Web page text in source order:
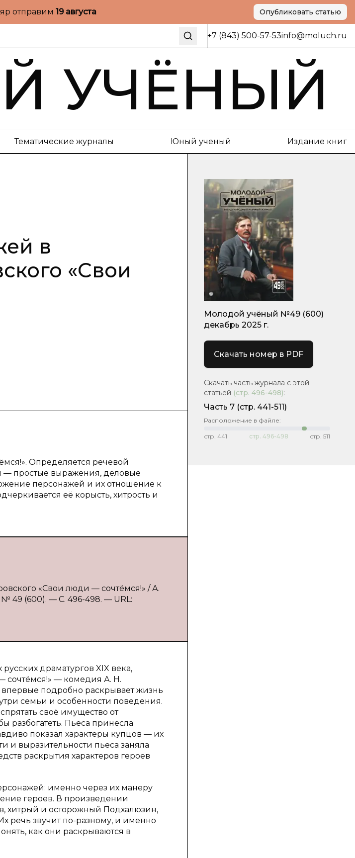
отправим 19 августа Опубликовать статью
+7 (843) 500-57-53info@moluch.ru
УЧЁНЫЙ
Тематические журналы Юный ученый Издание книг
в
«Свои
Определяется речевой
— простые выражения, деловые
персонажей и их отношение к
её корысть, хитрость и
«Свои люди — сочтёмся!» / А.
49 (600). — С. 496-498. — URL:
драматургов XIX века,
сочтёмся!» — комедия А. Н.
впервые подробно раскрывает жизнь
семьи и особенности поведения.
своё имущество от
разбогатеть. Пьеса принесла
показал характеры купцов — их
и выразительности пьеса заняла
раскрытия характеров героев
именно через их манеру
героев. В произведении
хитрый и осторожный Подхалюзин,
речь звучит по-разному, и именно
как они раскрываются в
Молодой учёный №49 (600)
декабрь 2025 г.
Скачать номер в PDF
Скачать часть журнала с этой
статьей (стр. 496-498):
Часть 7 (стр. 441-511)
Расположение в файле:
стр. 441 стр. 496-498 стр. 511